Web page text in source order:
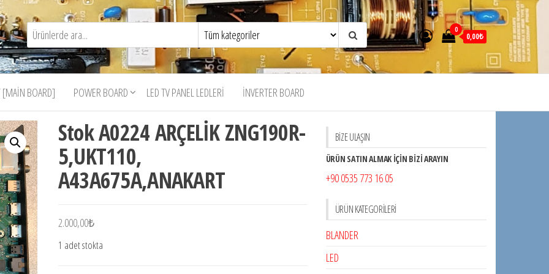
0
0,00₺
[MAIN BOARD] POWER BOARD LED TV PANEL LEDLERI İNVERTER BOARD
Stok A0224 ARÇELİK ZNG190R-
5,UKT110,
A43A675A,ANAKART
2.000,00₺
1 adet stokta
BİZE ULAŞIN
ÜRÜN SATIN ALMAK İÇİN BİZİ ARAYIN
+90 0535 773 16 05
ÜRÜN KATEGORILERI
BLANDER
LED